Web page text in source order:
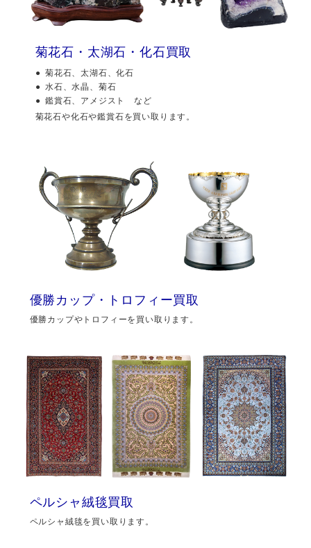
菊花石・太湖石・化石買取
菊花石、太湖石、化石
水石、水晶、菊石
鑑賞石、アメジスト など
菊花石や化石や鑑賞石を買い取ります。
優勝カップ・トロフィー買取
優勝カップやトロフィーを買い取ります。
ペルシャ絨毯買取
ペルシャ絨毯を買い取ります。